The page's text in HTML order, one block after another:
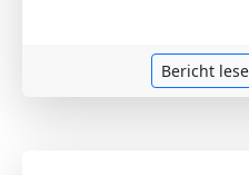
Bericht